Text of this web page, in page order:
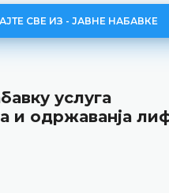
СВЕ ИЗ - ЈАВНЕ НАБАВКЕ
услуга
и одржаванја